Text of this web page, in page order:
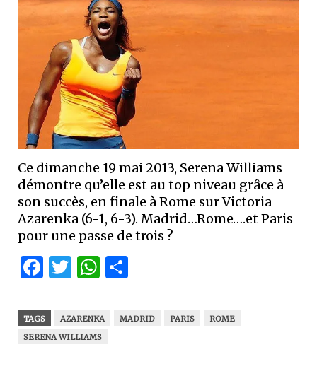
Ce dimanche 19 mai 2013, Serena Williams
démontre qu’elle est au top niveau grâce à
son succès, en finale à Rome sur Victoria
Azarenka (6-1, 6-3). Madrid…Rome….et Paris
pour une passe de trois ?
Facebook
Twitter
WhatsApp
TAGS AZARENKA MADRID PARIS
ROME
SERENA WILLIAMS